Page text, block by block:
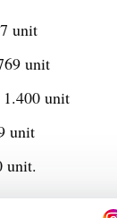
unit
unit
unit
unit
unit.